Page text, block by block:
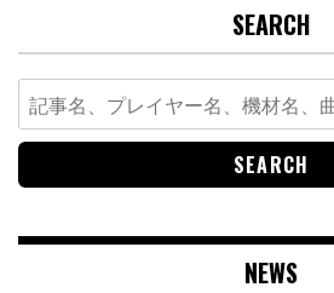
SEARCH
Search
for:
NEWS